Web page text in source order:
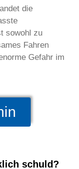
die
sowohl zu
Fahren
Gefahr im
schuld?